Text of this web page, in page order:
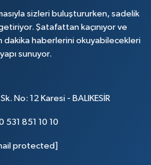
sizleri buluştururken, sadelik
Şatafattan kaçınıyor ve
dakika haberlerini okuyabilecekleri
sunuyor.
No: 12 Karesi - BALIKESİR
531 851 10 10
protected]